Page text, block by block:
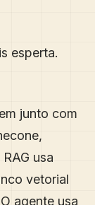
esperta.
junto com
usa
vetorial
agente usa